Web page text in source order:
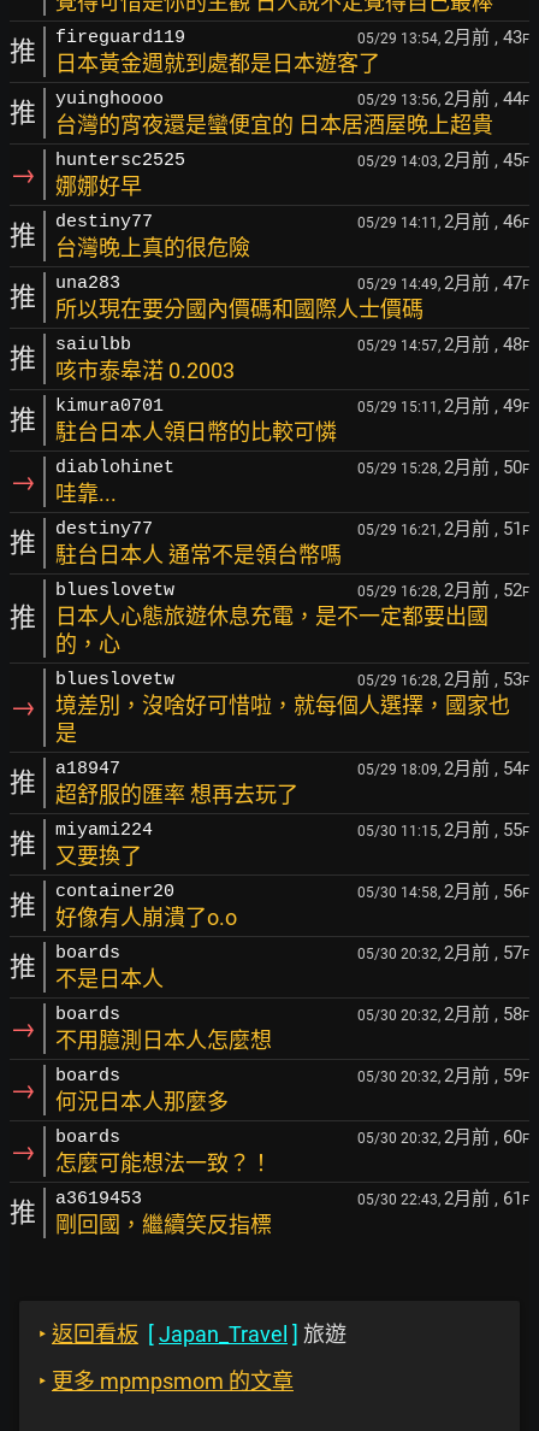
推 fireguard119 05/29 13:54, 2月前 , 43F
日本黃金週就到處都是日本遊客了
推 yuinghoooo 05/29 13:56, 2月前 , 44F
台灣的宵夜還是蠻便宜的 日本居酒屋晚上超貴
→ huntersc2525 05/29 14:03, 2月前 , 45F
娜娜好早
推 destiny77 05/29 14:11, 2月前 , 46F
台灣晚上真的很危險
推 una283 05/29 14:49, 2月前 , 47F
所以現在要分國內價碼和國際人士價碼
推 saiulbb 05/29 14:57, 2月前 , 48F
咳市泰皋渃 0.2003
推 kimura0701 05/29 15:11, 2月前 , 49F
駐台日本人領日幣的比較可憐
→ diablohinet 05/29 15:28, 2月前 , 50F
哇靠...
推 destiny77 05/29 16:21, 2月前 , 51 F
駐台日本人 通常不是領台幣嗎
推
blueslovetw 05/29 16:28, 2月前 , 52F
日本人心態旅遊休息充電，是不一定都要出國
的，心
→
blueslovetw 05/29 16:28, 2月前 , 53F
境差別，沒啥好可惜啦，就每個人選擇，國家也
是
推 a18947 05/29 18:09, 2月前 , 54F
超舒服的匯率 想再去玩了
推 miyami224 05/30 11:15, 2月前 , 55F
又要換了
推 container20 05/30 14:58, 2月前 , 56F
好像有人崩潰了o.o
推 boards 05/30 20:32, 2月前 , 57F
不是日本人
→ boards 05/30 20:32, 2月前 , 58F
不用臆測日本人怎麼想
→ boards 05/30 20:32, 2月前 , 59F
何況日本人那麼多
→ boards 05/30 20:32, 2月前 , 60F
怎麼可能想法一致？！
推 a3619453 05/30 22:43, 2月前 , 61 F
剛回國，繼續笑反指標
‣ 返回看板 [Japan_Travel ] 旅遊
‣ 更多 mpmpsmom 的文章